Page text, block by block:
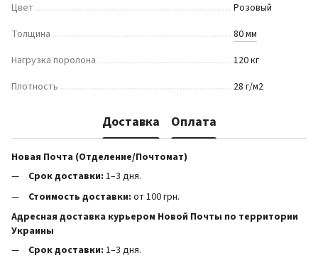
Цвет
Розовый
Толщина
80 мм
Нагрузка поролона
120 кг
Плотность
28 г/м2
Доставка Оплата
Новая Почта (Отделение/Почтомат)
Срок доставки: 1–3 дня.
Стоимость доставки: от 100 грн.
Адресная доставка курьером Новой Почты по территории
Украины
Срок доставки: 1–3 дня.